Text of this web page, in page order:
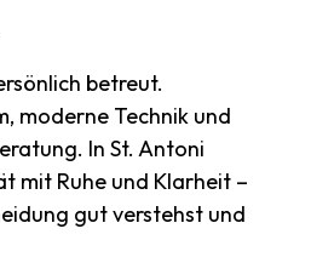
betreut.
moderne Technik und
In St. Antoni
mit Ruhe und Klarheit –
gut verstehst und